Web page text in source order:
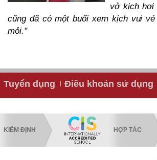
vở kịch hơi
cũng đã có một buổi xem kịch vui
mỏi."
Tuyển dụng Điều khoản sử dụng
KIỂM ĐỊNH HỢP TÁC